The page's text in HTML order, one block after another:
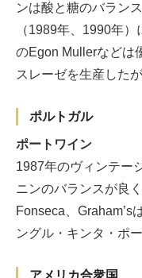
ンは酸と糖のバラン
（1989年、1990年
のEgon Mullerなどは
スレーゼを生産した
ポルトガル
ポートワイン
1987年のヴィンテー
ニンのバランスが良
Fonseca、Graham’s
ングル・キンタ・ポ
アメリカ合衆国